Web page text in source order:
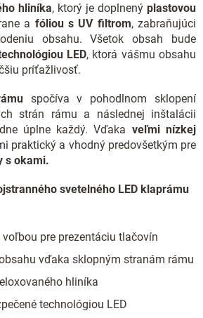
hliníka, ktorý je doplnený plastovou
a fóliou s UV filtrom, zabraňujúci
obsahu. Všetok obsah bude
LED, ktorá vášmu obsahu
príťažlivosť.
spočíva v pohodlnom sklopení
strán rámu a následnej inštalácii
úplne každý. Vďaka veľmi nízkej
praktický a vhodný predovšetkým pre
s okami.
svetelného LED klaprámu
pre prezentáciu tlačovín
vďaka sklopným stranám rámu
hliníka
technológiou LED